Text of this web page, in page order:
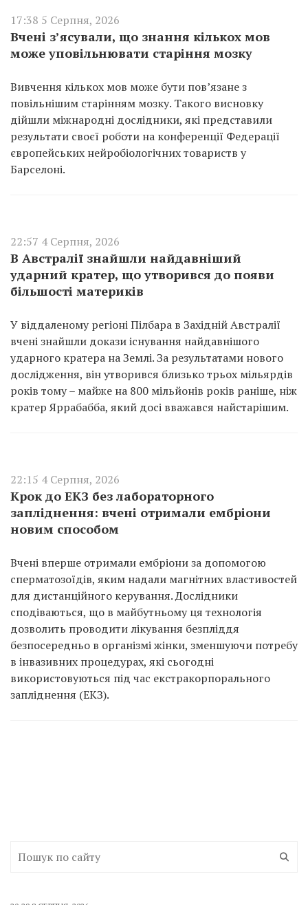
17:38 5 Серпня, 2026
Вчені з’ясували, що знання кількох мов
може уповільнювати старіння мозку
Вивчення кількох мов може бути пов’язане з
повільнішим старінням мозку. Такого висновку
дійшли міжнародні дослідники, які представили
результати своєї роботи на конференції Федерації
європейських нейробіологічних товариств у
Барселоні.
22:57 4 Серпня, 2026
В Австралії знайшли найдавніший
ударний кратер, що утворився до появи
більшості материків
У віддаленому регіоні Пілбара в Західній Австралії
вчені знайшли докази існування найдавнішого
ударного кратера на Землі. За результатами нового
дослідження, він утворився близько трьох мільярдів
років тому – майже на 800 мільйонів років раніше, ніж
кратер Яррабабба, який досі вважався найстарішим.
22:15 4 Серпня, 2026
Крок до ЕКЗ без лабораторного
запліднення: вчені отримали ембріони
новим способом
Вчені вперше отримали ембріони за допомогою
сперматозоїдів, яким надали магнітних властивостей
для дистанційного керування. Дослідники
сподіваються, що в майбутньому ця технологія
дозволить проводити лікування безпліддя
безпосередньо в організмі жінки, зменшуючи потребу
в інвазивних процедурах, які сьогодні
використовуються під час екстракорпорального
запліднення (ЕКЗ).